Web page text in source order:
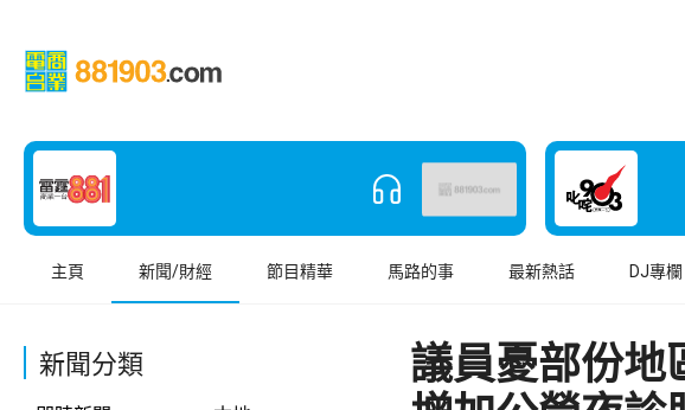
主頁 新聞/財經 節目精華 馬路的事 最新熱話 DJ專欄
新聞分類
議員憂部份